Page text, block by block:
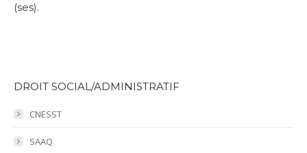
(ses).
DROIT SOCIAL/ADMINISTRATIF
CNESST
SAAQ